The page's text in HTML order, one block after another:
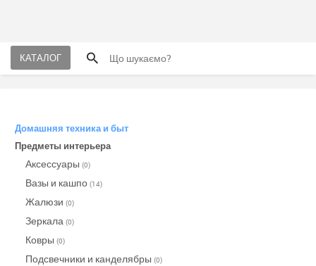
КАТАЛОГ
Домашняя техника и быт
Предметы интерьера
Аксессуары (0)
Вазы и кашпо (14)
Жалюзи (0)
Зеркала (0)
Ковры (0)
Подсвечники и канделябры (0)